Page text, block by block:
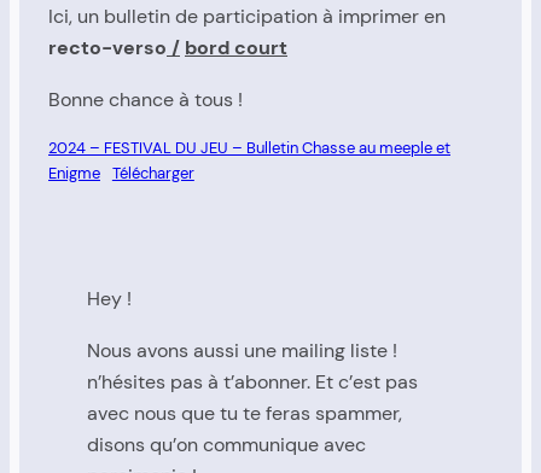
Ici, un bulletin de participation à imprimer en
recto-verso / bord court
Bonne chance à tous !
2024 – FESTIVAL DU JEU – Bulletin Chasse au meeple et
Enigme Télécharger
Hey !
Nous avons aussi une mailing liste !
n’hésites pas à t’abonner. Et c’est pas
avec nous que tu te feras spammer,
disons qu’on communique avec